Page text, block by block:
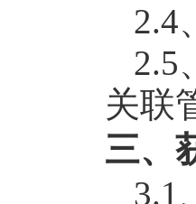
2.4
2.5
关联
三、
3.1